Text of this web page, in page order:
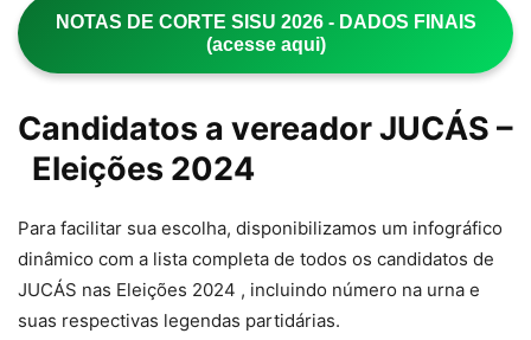
NOTAS DE CORTE SISU 2026 - DADOS FINAIS
(acesse aqui)
Candidatos a vereador JUCÁS –
Eleições 2024
Para facilitar sua escolha, disponibilizamos um infográfico
dinâmico com a lista completa de todos os candidatos de
JUCÁS nas Eleições 2024 , incluindo número na urna e
suas respectivas legendas partidárias.